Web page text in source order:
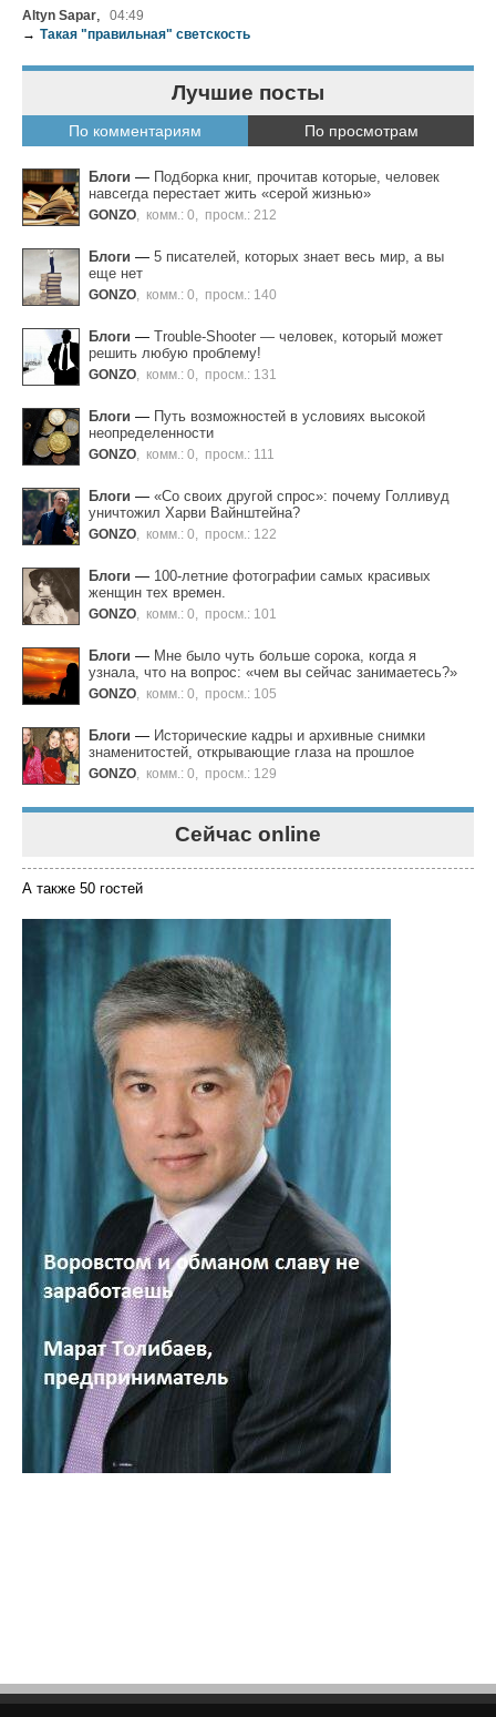
Altyn Sapar, 04:49
→ Такая "правильная" светскость
Лучшие посты
По комментариям По просмотрам
Блоги — Подборка книг, прочитав которые, человек
навсегда перестает жить «серой жизнью»
GONZO комм.: 0 просм.: 212
Блоги — 5 писателей, которых знает весь мир, а вы
еще нет
GONZO комм.: 0 просм.: 140
Блоги — Trouble-Shooter — человек, который может
решить любую проблему!
GONZO комм.: 0 просм.: 131
Блоги — Путь возможностей в условиях высокой
неопределенности
GONZO комм.: 0 просм.: 111
Блоги — «Со своих другой спрос»: почему Голливуд
уничтожил Харви Вайнштейна?
GONZO комм.: 0 просм.: 122
Блоги — 100-летние фотографии самых красивых
женщин тех времен.
GONZO комм.: 0 просм.: 101
Блоги — Мне было чуть больше сорока, когда я
узнала, что на вопрос: «чем вы сейчас занимаетесь?»
GONZO комм.: 0 просм.: 105
Блоги — Исторические кадры и архивные снимки
знаменитостей, открывающие глаза на прошлое
GONZO комм.: 0 просм.: 129
Сейчас online
А также 50 гостей